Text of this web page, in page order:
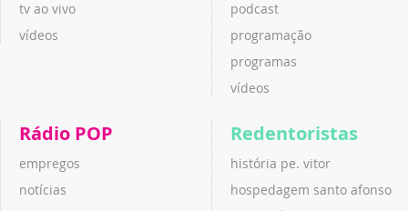
tv ao vivo
vídeos
podcast
programação
programas
vídeos
Rádio POP
empregos
notícias
Redentoristas
história pe. vitor
hospedagem santo afonso